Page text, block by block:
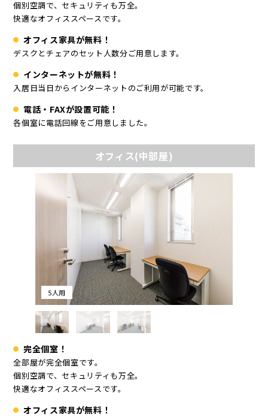
個別空調で、セキュリティも万全。
快適なオフィススペースです。
オフィス家具が無料！
デスクとチェアのセット人数分ご用意します。
インターネットが無料！
入居日当日からインターネットのご利用が可能です。
電話・FAXが設置可能！
各個室に電話回線をご用意しました。
オフィス(中部屋)
5人用
完全個室！
全部屋が完全個室です。
個別空調で、セキュリティも万全。
快適なオフィススペースです。
オフィス家具が無料！